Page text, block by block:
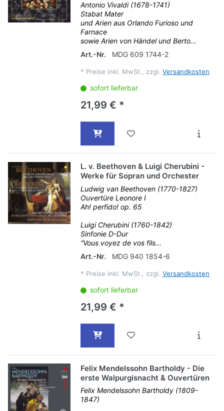
Antonio Vivaldi (1678-1741)
Stabat Mater
und Arien aus Orlando Furioso und
Farnace
sowie Arien von Händel und Berto...
Art.-Nr.
MDG 609 1744-2
* Preise inkl. MwSt., zzgl. Versandkosten
sofort lieferbar
21,99 € *
L. v. Beethoven & Luigi Cherubini -
Werke für Sopran und Orchester
Ludwig van Beethoven (1770-1827)
Ouvertüre Leonore I
Ah! perfido! op. 65
Luigi Cherubini (1760-1842)
Sinfonie D-Dur
“Vous voyez de vos fils...
Art.-Nr.
MDG 940 1854-6
* Preise inkl. MwSt., zzgl. Versandkosten
sofort lieferbar
21,99 € *
Felix Mendelssohn Bartholdy - Die
erste Walpurgisnacht & Ouvertüren
Felix Mendelssohn Bartholdy (1809-
1847)